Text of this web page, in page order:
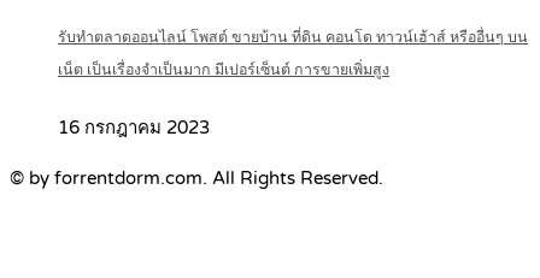
รับทำตลาดออนไลน์ โพสต์ ขายบ้าน ที่ดิน คอนโด ทาวน์เฮ้าส์ หรืออื่นๆ บน
เน็ต เป็นเรื่องจำเป็นมาก มีเปอร์เซ็นต์ การขายเพิ่มสูง
16 กรกฎาคม 2023
© by forrentdorm.com. All Rights Reserved.